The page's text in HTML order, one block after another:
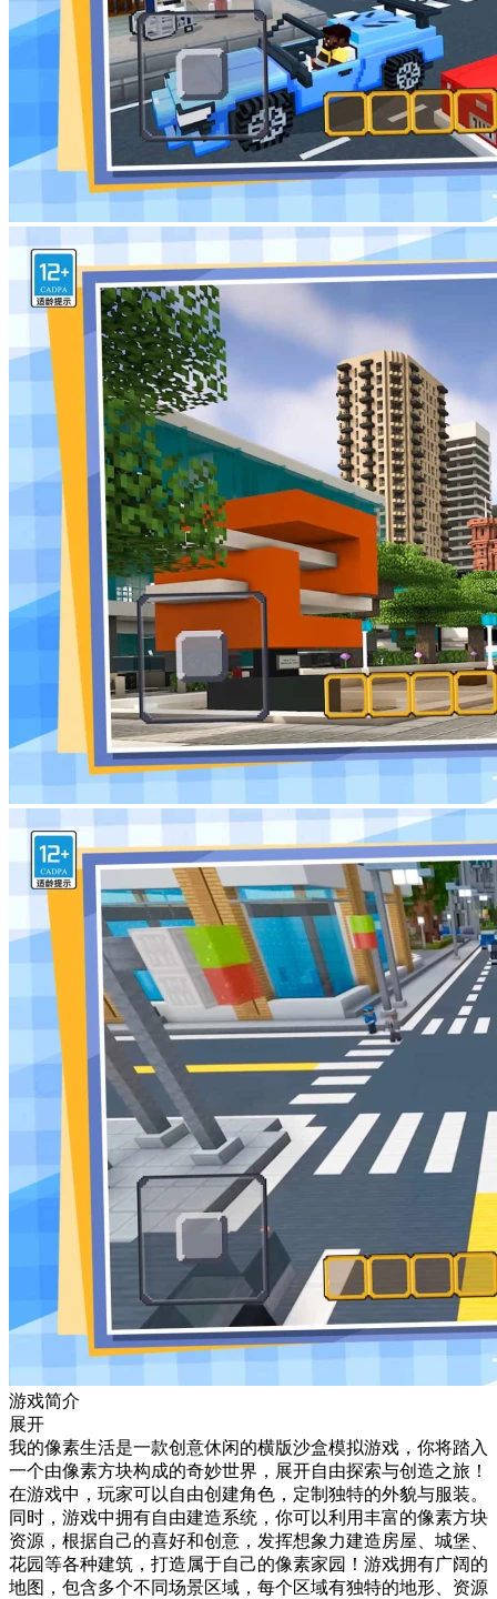
游戏简介
展开
我的像素生活是一款创意休闲的横版沙盒模拟游戏，你将踏入
一个由像素方块构成的奇妙世界，展开自由探索与创造之旅！
在游戏中，玩家可以自由创建角色，定制独特的外貌与服装。
同时，游戏中拥有自由建造系统，你可以利用丰富的像素方块
资源，根据自己的喜好和创意，发挥想象力建造房屋、城堡、
花园等各种建筑，打造属于自己的像素家园！游戏拥有广阔的
地图，包含多个不同场景区域，每个区域有独特的地形、资源